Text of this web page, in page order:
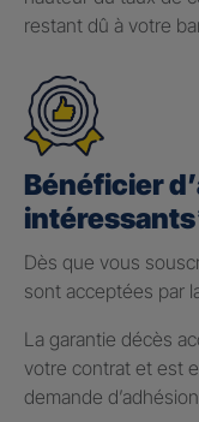
restant dû à votre
Bénéficier
Dès que vous
sont acceptées par
La garantie décès
votre contrat et est
demande d’adhésion.